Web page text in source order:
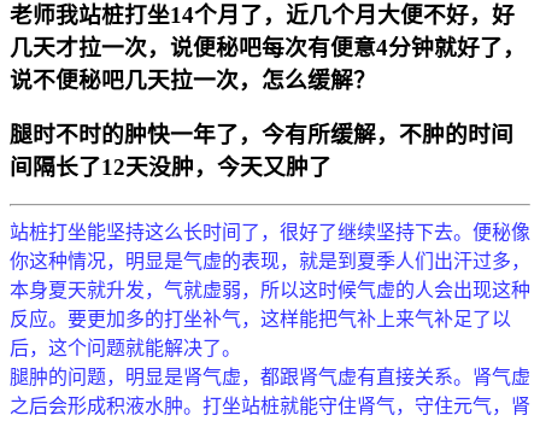
老师我站桩打坐14个月了，近几个月大便不好，好
几天才拉一次，说便秘吧每次有便意4分钟就好了，
说不便秘吧几天拉一次，怎么缓解？
腿时不时的肿快一年了，今有所缓解，不肿的时间
间隔长了12天没肿，今天又肿了
站桩打坐能坚持这么长时间了，很好了继续坚持下去。便秘像
你这种情况，明显是气虚的表现，就是到夏季人们出汗过多，
本身夏天就升发，气就虚弱，所以这时候气虚的人会出现这种
反应。要更加多的打坐补气，这样能把气补上来气补足了以
后，这个问题就能解决了。
腿肿的问题，明显是肾气虚，都跟肾气虚有直接关系。肾气虚
之后会形成积液水肿。打坐站桩就能守住肾气，守住元气，肾